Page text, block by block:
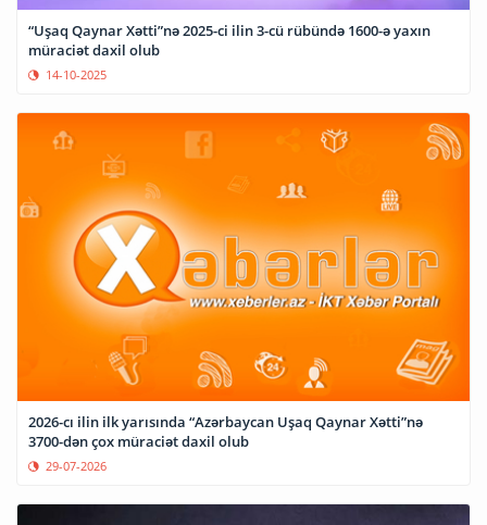
“Uşaq Qaynar Xətti”nə 2025-ci ilin 3-cü rübündə 1600-ə yaxın
müraciət daxil olub
14-10-2025
2026-cı ilin ilk yarısında “Azərbaycan Uşaq Qaynar Xətti”nə
3700-dən çox müraciət daxil olub
29-07-2026